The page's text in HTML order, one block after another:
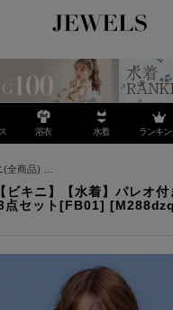
浴衣 水着 ランキン
(全商品)
ビキニ】【水着】パレオ
点セット[FB01] [